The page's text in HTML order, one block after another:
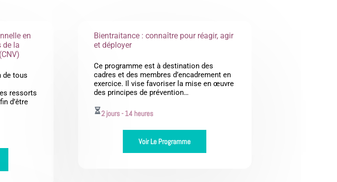
en
de la
de tous
ressorts
d’être
Bientraitance : connaître pour réagir, agir
et déployer
Ce programme est à destination des
cadres et des membres d’encadrement en
exercice. Il vise favoriser la mise en œuvre
des principes de prévention…
2 jours - 14 heures
Voir Le Programme